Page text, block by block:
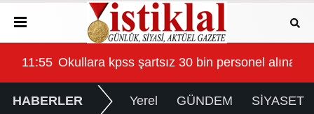
11:55 Okullara kpss şartsız 30 bin personel
HABERLER Yerel GÜNDEM SİYASET